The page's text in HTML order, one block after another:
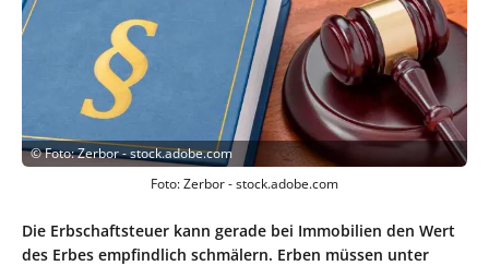
©Foto: Zerbor - stock.adobe.com
Foto: Zerbor - stock.adobe.com
Die Erbschaftsteuer kann gerade bei Immobilien den Wert
des Erbes empfindlich schmälern. Erben müssen unter